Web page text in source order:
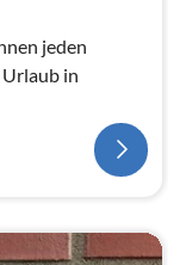
jeden
in